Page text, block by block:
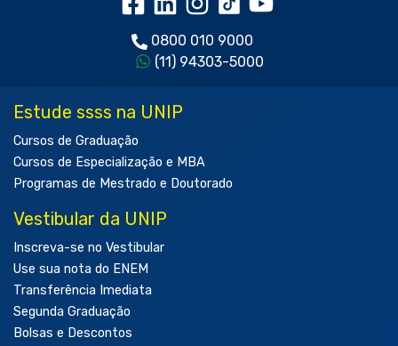
0800 010 9000
(11) 94303-5000
Estude ssss na UNIP
Cursos de Graduação
Cursos de Especialização e MBA
Programas de Mestrado e Doutorado
Vestibular da UNIP
Inscreva-se no Vestibular
Use sua nota do ENEM
Transferência Imediata
Segunda Graduação
Bolsas e Descontos